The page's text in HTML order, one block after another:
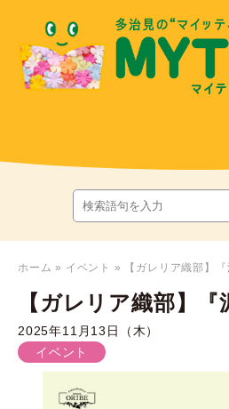
ホーム » イベント » 【ガレリア織部】『
【ガレリア織部】『
2025年11月13日（木）
イベント